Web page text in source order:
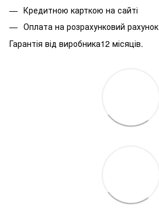
Кредитною карткою на сайті
Оплата на розрахунковий рахунок
Гарантія від виробника12 місяців.